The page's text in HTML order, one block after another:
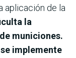
aplicación de la
la
municiones.
implemente